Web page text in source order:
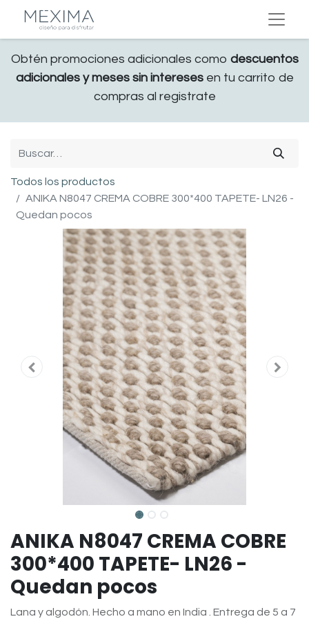
Obtén promociones adicionales como descuentos
adicionales y meses sin interesesen tu carrito de
compras al registrate
Todos los productos
ANIKA N8047 CREMA COBRE 300*400 TAPETE- LN26 -
Quedan pocos
ANIKA N8047 CREMA COBRE
300*400 TAPETE- LN26 -
Quedan pocos
Lana y algodón. Hecho a mano en India . Entrega de 5 a 7